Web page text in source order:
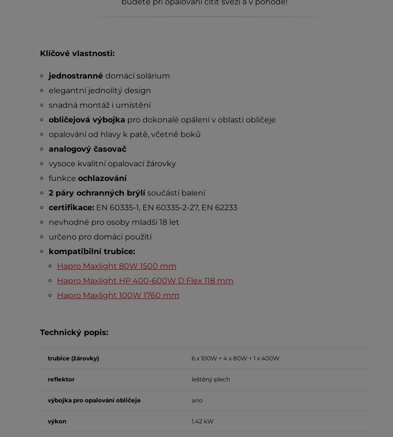
Klíčové vlastnosti:
jednostranné domácí solárium
elegantní jednolitý design
snadná montáž i umístění
obličejová výbojka pro dokonalé opálení v oblasti obličeje
opalování od hlavy k patě, včetně boků
analogový časovač
vysoce kvalitní opalovací žárovky
funkce ochlazování
2 páry ochranných brýlísoučástí balení
certifikace:EN 60335-1, EN 60335-2-27, EN 62233
nevhodné pro osoby mladší 18 let
určeno pro domácí použití
kompatibilní trubice:
Hapro Maxlight 80W 1500 mm
Hapro Maxlight HP 400-600W D Flex 118 mm
Hapro Maxlight 100W 1760 mm
Technický popis:
trubice (žárovky) 6 x 100W + 4 x 80W + 1 x 400W
reflektor leštěný plech
výbojka pro opalování obličeje ano
výkon 1,42 kW